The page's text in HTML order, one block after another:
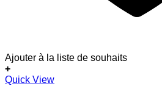
Ajouter à la liste de souhaits
+
Quick View